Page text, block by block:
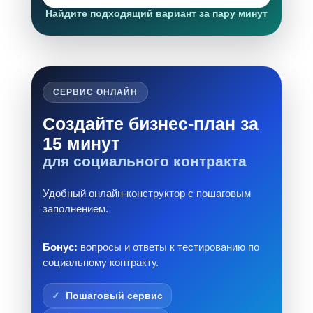
Найдите подходящий вариант за пару минут
СЕРВИС ОНЛАЙН
Создайте бизнес-план за
15 минут
для социального контракта
Удобный онлайн-конструктор с пошаговым
заполнением.
Бонус: вопросы и ответы к тестированию по
социальному контракту.
Пошаговый сервис